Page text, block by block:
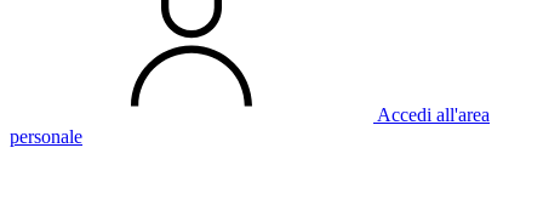
Accedi all'area
personale